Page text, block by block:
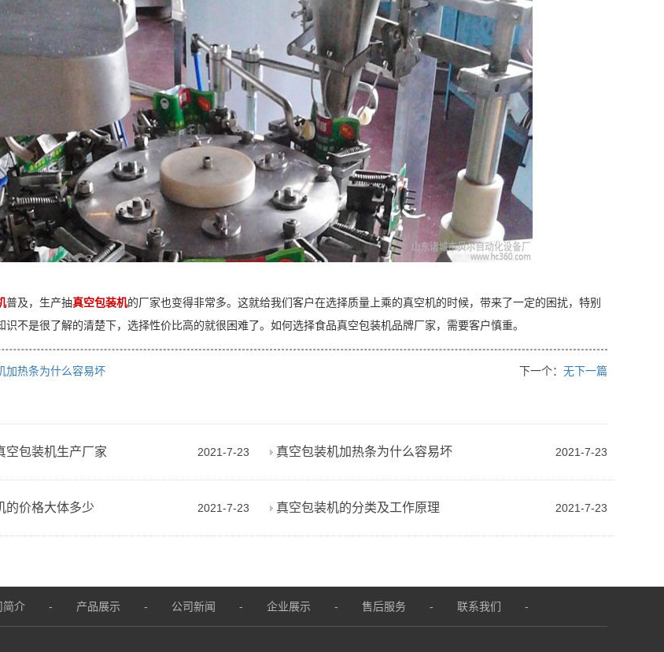
普及，生产抽真空包装机的厂家也变得非常多。这就给我们客户在选择质量上乘的真空机的时候，带来了一定的困扰，特别
识不是很了解的清楚下，选择性价比高的就很困难了。如何选择食品真空包装机品牌厂家，需要客户慎重。
加热条为什么容易坏 下一个： 无下一篇
2021-7-23
空包装机生产厂家 2021-7-23
真空包装机加热条为什么容易坏
2021-7-23
的价格大体多少 2021-7-23
真空包装机的分类及工作原理
简介 - 产品展示 - 公司新闻 - 企业展示 - 售后服务 - 联系我们 -